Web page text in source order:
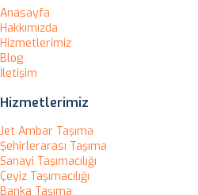
Anasayfa
Hakkımızda
Hizmetlerimiz
Blog
İletişim
Hizmetlerimiz
Jet Ambar Taşıma
Şehirlerarası Taşıma
Sanayi Taşımacılığı
Çeyiz Taşımacılığı
Banka Taşıma